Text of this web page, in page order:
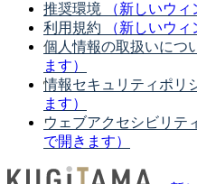
推奨環境
（新しいウ
利用規約
（新しいウ
個人情報の取扱いにつ
ます）
情報セキュリティポリ
ます）
ウェブアクセシビリテ
で開きます）